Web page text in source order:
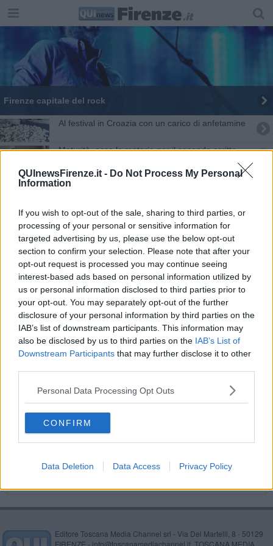
QUInewsFirenze.it - Do Not Process My Personal
Information
If you wish to opt-out of the sale, sharing to third parties, or
processing of your personal or sensitive information for
targeted advertising by us, please use the below opt-out
section to confirm your selection. Please note that after your
opt-out request is processed you may continue seeing
interest-based ads based on personal information utilized by
us or personal information disclosed to third parties prior to
your opt-out. You may separately opt-out of the further
disclosure of your personal information by third parties on the
IAB’s list of downstream participants. This information may
also be disclosed by us to third parties on the IAB’s List of
Downstream Participants that may further disclose it to other
Personal Data Processing Opt Outs
CONFIRM
Data Deletion Data Access Privacy Policy
​Firenze capitale del rock
Al festival in Croazia con un carico di anfetamine
Maturità, ecco le materie per il secondo scritto
Siccità, sonde e satelliti per salvare i raccolti
​Al via il restauro della Sala degli Elementi
Droghe e lame alla festa techno, poliziotto in
ospedale
Pitti Filati, il fascino della materia
Maturità 2023, il calendario ufficiale degli esami
Maturità 2024, ecco le materie per il secondo
scritto
Firenze capitale della musica elettronica
Capodanno in piazza, tutti gli eventi a Firenze
​Festa techno nel bosco, 19 denunce per
Editore Toscana Media Channel srl - Via Dei Martelli, 8 - 50129
FIRENZE - info@toscanamediachannel.it. TOSCANA MEDIA